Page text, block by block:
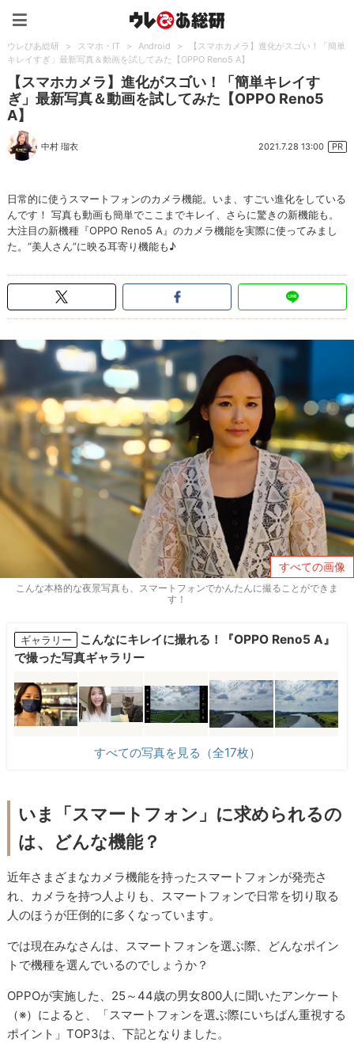
ウレぴあ総研 > スマホ・IT > Android >
【スマホカメラ】進化がスゴい！「簡単
キレイすぎ」最新写真＆動画を試してみた【OPPO Reno5 A】
【スマホカメラ】進化がスゴい！「簡単キレイす
ぎ」最新写真＆動画を試してみた【OPPO Reno5
A】
中村 瑠衣 2021.7.28 13:00 PR
日常的に使うスマートフォンのカメラ機能。いま、すごい進化をしている
んです！ 写真も動画も簡単でここまでキレイ、さらに驚きの新機能も。
大注目の新機種『OPPO Reno5 A』のカメラ機能を実際に使ってみまし
た。“美人さん”に映る耳寄り機能も♪
すべての画像
こんな本格的な夜景写真も、スマートフォンでかんたんに撮ることができま
す！
ギャラリー
こんなにキレイに撮れる！『OPPO Reno5 A』
で撮った写真ギャラリー
すべての写真を見る（全17枚）
いま「スマートフォン」に求められるの
は、どんな機能？
近年さまざまなカメラ機能を持ったスマートフォンが発売さ
れ、カメラを持つ人よりも、スマートフォンで日常を切り取る
人のほうが圧倒的に多くなっています。
では現在みなさんは、スマートフォンを選ぶ際、どんなポイン
トで機種を選んでいるのでしょうか？
OPPOが実施した、25～44歳の男女800人に聞いたアンケート
（※）によると、「スマートフォンを選ぶ際にいちばん重視する
ポイント」TOP3は、下記となりました。